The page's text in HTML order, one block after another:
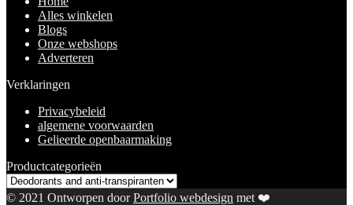
Alles winkelen
Blogs
Onze webshops
Adverteren
Verklaringen
Privacybeleid
algemene voorwaarden
Gelieerde openbaarmaking
Productcategorieën
© 2021 Ontworpen doorPortfolio webdesign met ❤️